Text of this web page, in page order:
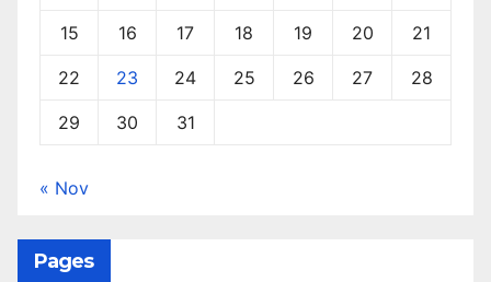
15 16 17 18 19 20 21
22 23 24 25 26 27 28
29 30 31
« Nov
Pages